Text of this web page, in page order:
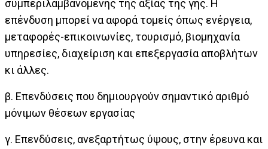
συμπεριλαμβανομένης της αξίας της γης. Η
επένδυση μπορεί να αφορά τομείς όπως ενέργεια,
μεταφορές-επικοινωνίες, τουρισμό, βιομηχανία
υπηρεσίες, διαχείριση και επεξεργασία αποβλήτων
κι άλλες.
β. Επενδύσεις που δημιουργούν σημαντικό αριθμό
μόνιμων θέσεων εργασίας
γ. Επενδύσεις, ανεξαρτήτως ύψους, στην έρευνα και